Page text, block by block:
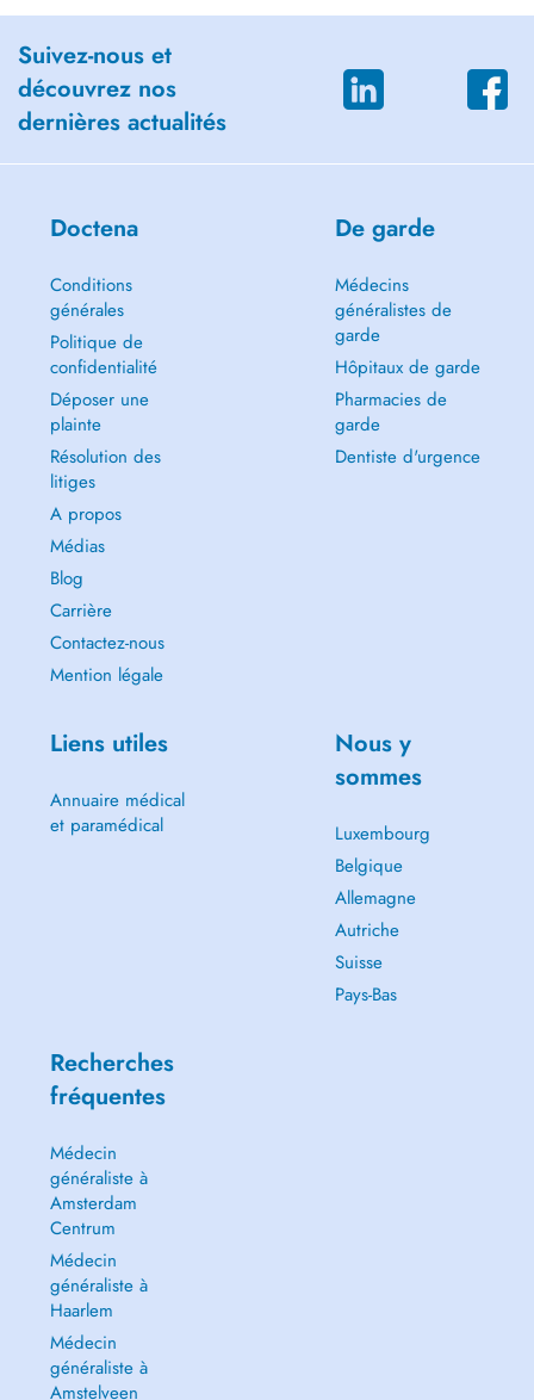
Suivez-nous et
découvrez nos
dernières actualités
Doctena
Conditions
générales
Politique de
confidentialité
Déposer une
plainte
Résolution des
litiges
A propos
Médias
Blog
Carrière
Contactez-nous
Mention légale
De garde
Médecins
généralistes de
garde
Hôpitaux de garde
Pharmacies de
garde
Dentiste d'urgence
Liens utiles
Annuaire médical
et paramédical
Nous y
sommes
Luxembourg
Belgique
Allemagne
Autriche
Suisse
Pays-Bas
Recherches
fréquentes
Médecin
généraliste à
Amsterdam
Centrum
Médecin
généraliste à
Haarlem
Médecin
généraliste à
Amstelveen